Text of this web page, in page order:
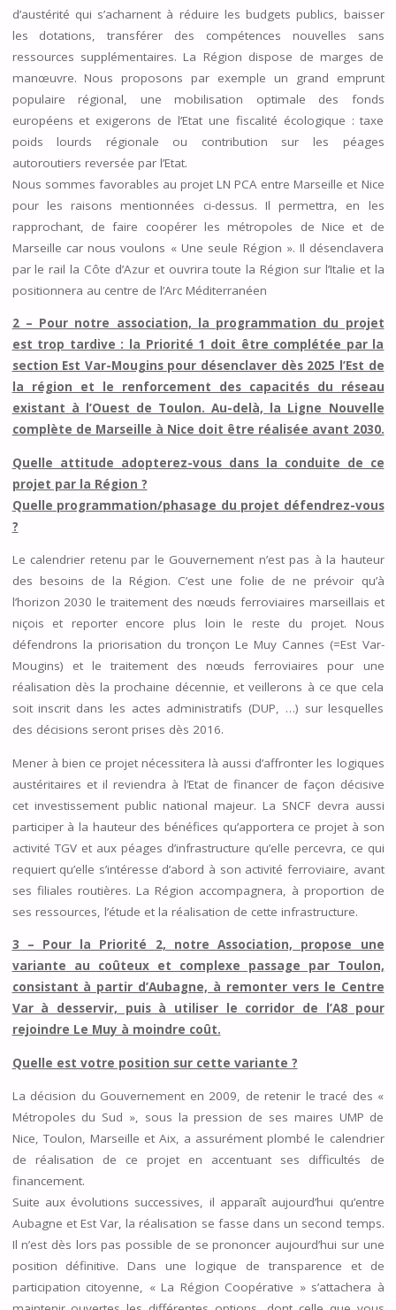
d’austérité qui s’acharnent à réduire les budgets publics, baisser
les dotations, transférer des compétences nouvelles sans
ressources supplémentaires. La Région dispose de marges de
manœuvre. Nous proposons par exemple un grand emprunt
populaire régional, une mobilisation optimale des fonds
européens et exigerons de l’Etat une fiscalité écologique : taxe
poids lourds régionale ou contribution sur les péages
autoroutiers reversée par l’Etat.
Nous sommes favorables au projet LN PCA entre Marseille et Nice
pour les raisons mentionnées ci-dessus. Il permettra, en les
rapprochant, de faire coopérer les métropoles de Nice et de
Marseille car nous voulons « Une seule Région ». Il désenclavera
par le rail la Côte d’Azur et ouvrira toute la Région sur l’Italie et la
positionnera au centre de l’Arc Méditerranéen
2 – Pour notre association, la programmation du projet
est trop tardive : la Priorité 1 doit être complétée par la
section Est Var-Mougins pour désenclaver dès 2025 l’Est de
la région et le renforcement des capacités du réseau
existant à l’Ouest de Toulon. Au-delà, la Ligne Nouvelle
complète de Marseille à Nice doit être réalisée avant 2030.
Quelle attitude adopterez-vous dans la conduite de ce
projet par la Région ?
Quelle programmation/phasage du projet défendrez-vous
?
Le calendrier retenu par le Gouvernement n’est pas à la hauteur
des besoins de la Région. C’est une folie de ne prévoir qu’à
l’horizon 2030 le traitement des nœuds ferroviaires marseillais et
niçois et reporter encore plus loin le reste du projet. Nous
défendrons la priorisation du tronçon Le Muy Cannes (=Est Var-
Mougins) et le traitement des nœuds ferroviaires pour une
réalisation dès la prochaine décennie, et veillerons à ce que cela
soit inscrit dans les actes administratifs (DUP, …) sur lesquelles
des décisions seront prises dès 2016.
Mener à bien ce projet nécessitera là aussi d’affronter les logiques
austéritaires et il reviendra à l’Etat de financer de façon décisive
cet investissement public national majeur. La SNCF devra aussi
participer à la hauteur des bénéfices qu’apportera ce projet à son
activité TGV et aux péages d’infrastructure qu’elle percevra, ce qui
requiert qu’elle s’intéresse d’abord à son activité ferroviaire, avant
ses filiales routières. La Région accompagnera, à proportion de
ses ressources, l’étude et la réalisation de cette infrastructure.
3 – Pour la Priorité 2, notre Association, propose une
variante au coûteux et complexe passage par Toulon,
consistant à partir d’Aubagne, à remonter vers le Centre
Var à desservir, puis à utiliser le corridor de l’A8 pour
rejoindre Le Muy à moindre coût.
Quelle est votre position sur cette variante ?
La décision du Gouvernement en 2009, de retenir le tracé des «
Métropoles du Sud », sous la pression de ses maires UMP de
Nice, Toulon, Marseille et Aix, a assurément plombé le calendrier
de réalisation de ce projet en accentuant ses difficultés de
financement.
Suite aux évolutions successives, il apparaît aujourd’hui qu’entre
Aubagne et Est Var, la réalisation se fasse dans un second temps.
Il n’est dès lors pas possible de se prononcer aujourd’hui sur une
position définitive. Dans une logique de transparence et de
participation citoyenne, « La Région Coopérative » s’attachera à